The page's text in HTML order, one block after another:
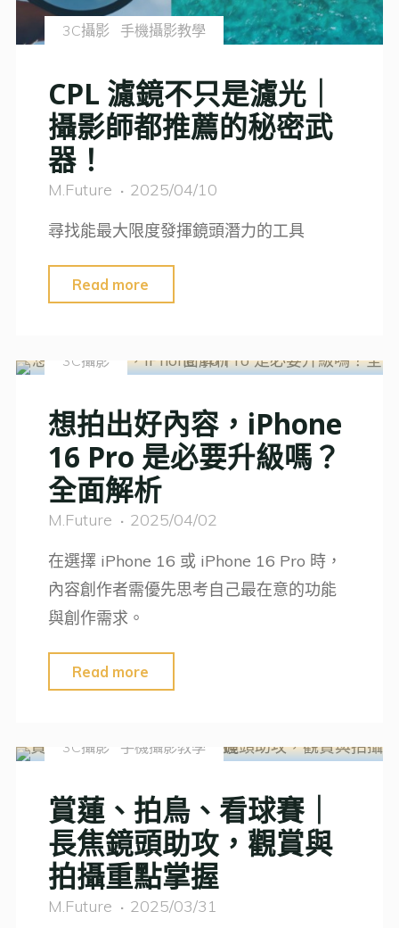
5
攝
影
手
忽
略
3C攝影 手機攝影教學
CPL 濾鏡不只是濾光｜
攝影師都推薦的秘密武
器！
M.Future
2025/04/10
尋找能最大限度發揮鏡頭潛力的工具
Read more
不
是
濾
光
｜
影
師
推
武
器！"
3C攝影
想拍出好內容，iPhone
16 Pro 是必要升級嗎？
全面解析
M.Future
2025/04/02
在選擇 iPhone 16 或 iPhone 16 Pro 時，
內容創作者需優先思考自己最在意的功能
與創作需求。
Read more
好
容，
iPhone
16
Pro
3C攝影 手機攝影教學
賞蓮、拍鳥、看球賽｜
長焦鏡頭助攻，觀賞與
拍攝重點掌握
M.Future
2025/03/31